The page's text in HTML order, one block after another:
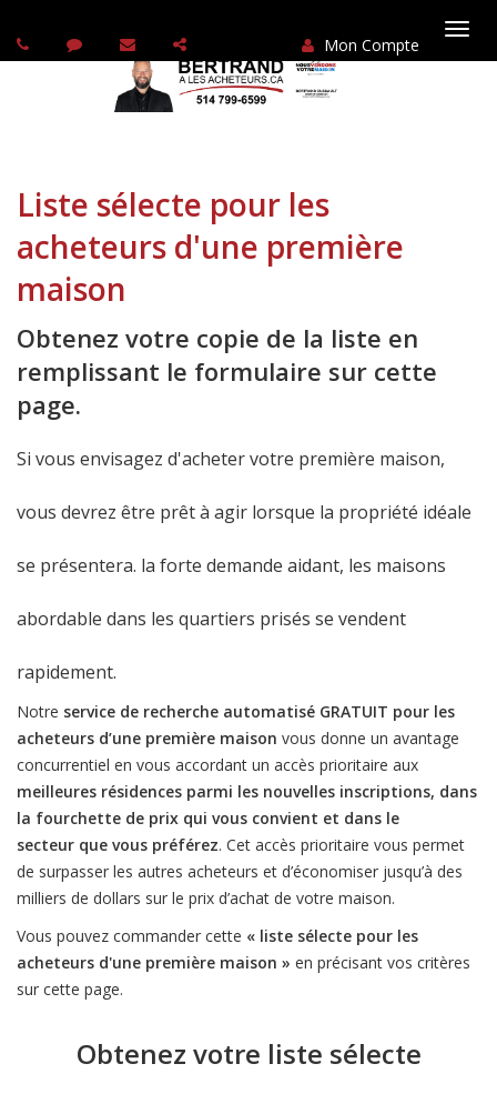
Mon Compte
Liste sélecte pour les
acheteurs d'une première
maison
Obtenez votre copie de la liste en
remplissant le formulaire sur cette
page.
Si vous envisagez d'acheter votre première maison,
vous devrez être prêt à agir lorsque la propriété idéale
se présentera. la forte demande aidant, les maisons
abordable dans les quartiers prisés se vendent
rapidement.
Notre service de recherche automatisé GRATUIT pour les
acheteurs d’une première maison vous donne un avantage
concurrentiel en vous accordant un accès prioritaire aux
meilleures résidences parmi les nouvelles inscriptions, dans
la fourchette de prix qui vous convient et dans le
secteur que vous préférez. Cet accès prioritaire vous permet
de surpasser les autres acheteurs et d’économiser jusqu’à des
milliers de dollars sur le prix d’achat de votre maison.
Vous pouvez commander cette « liste sélecte pour les
acheteurs d'une première maison » en précisant vos critères
sur cette page.
Obtenez votre liste sélecte